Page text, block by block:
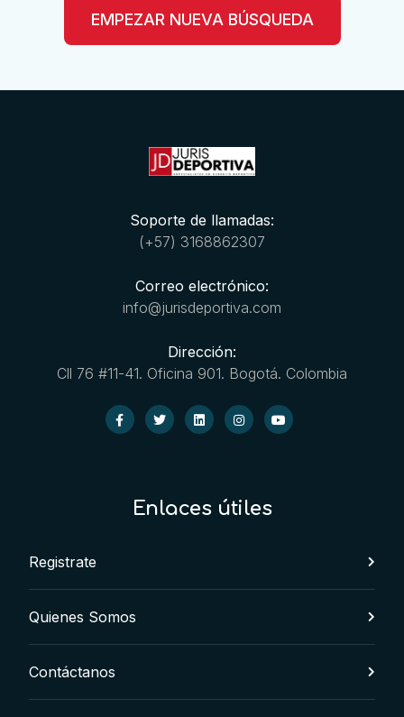
EMPEZAR NUEVA BÚSQUEDA
Soporte de llamadas:
(+57) 3168862307
Correo electrónico:
info@jurisdeportiva.com
Dirección:
Cll 76 #11-41. Oficina 901. Bogotá. Colombia
Enlaces útiles
Registrate
Quienes Somos
Contáctanos